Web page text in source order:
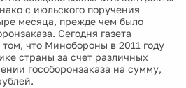
с июльского поручения
месяца, прежде чем было
Сегодня газета
что Минобороны в 2011 году
страны за счет различных
гособоронзаказа на сумму,